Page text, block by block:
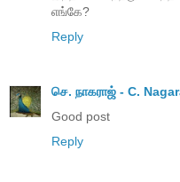
எங்கே?
Reply
செ. நாகராஜ் - C.
Good post
Reply